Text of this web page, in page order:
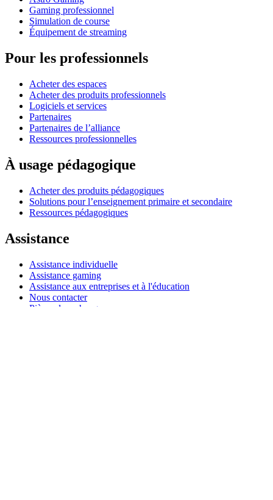
Gaming professionnel
Simulation de course
Équipement de streaming
Pour les professionnels
Acheter des espaces
Acheter des produits professionnels
Logiciels et services
Partenaires
Partenaires de l’alliance
Ressources professionnelles
À usage pédagogique
Acheter des produits pédagogiques
Solutions pour l’enseignement primaire et secondaire
Ressources pédagogiques
Assistance
Assistance individuelle
Assistance gaming
Assistance aux entreprises et à l'éducation
Nous contacter
Pièces de rechange